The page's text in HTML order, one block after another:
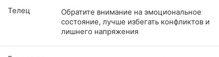
Телец
Обратите внимание на эмоциональное
состояние, лучше избегать конфликтов и
лишнего напряжения